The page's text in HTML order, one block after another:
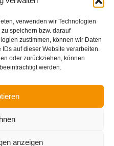
verwenden wir Technologien
speichern bzw. darauf
zustimmen, können wir Daten
auf dieser Website verarbeiten.
oder zurückziehen, können
werden.
anzeigen